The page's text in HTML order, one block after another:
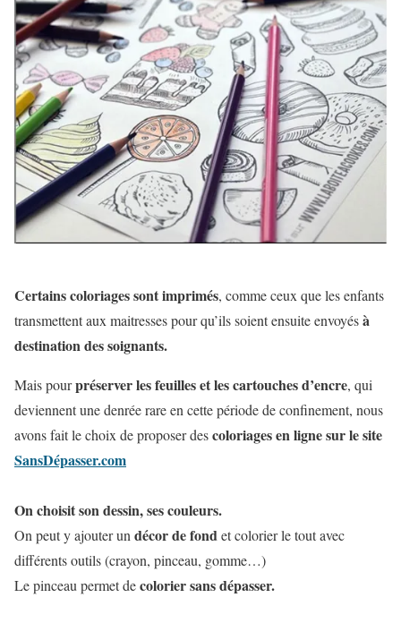
Certains coloriages sont imprimés, comme ceux que les enfants
transmettent aux maitresses pour qu’ils soient ensuite envoyésà
destination des soignants.
Mais pourpréserver les feuilles et les cartouches d’encre, qui
deviennent une denrée rare en cette période de confinement, nous
avons fait le choix de proposer descoloriages en ligne sur le site
SansDépasser.com
On choisit son dessin, ses couleurs.
On peut y ajouter un décor de fondet colorier le tout avec
différents outils (crayon, pinceau, gomme…)
Le pinceau permet decolorier sans dépasser.